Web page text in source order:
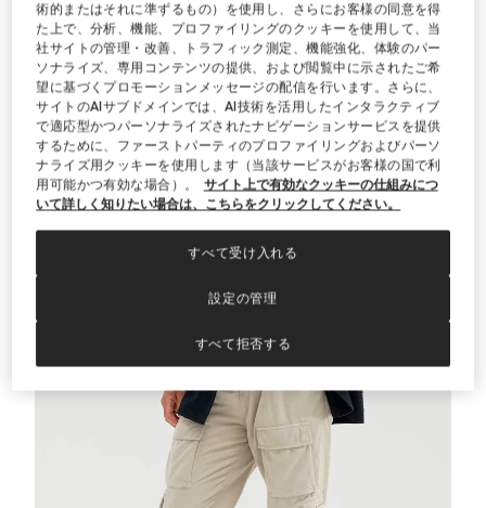
アルパカ混 カーディガン ミディアムグレー
アルパカ混 カーディガン
術的またはそれに準ずるもの）を使用し、さらにお客様の同意を得
た上で、分析、機能、プロファイリングのクッキーを使用して、当
社サイトの管理・改善、トラフィック測定、機能強化、体験のパー
ソナライズ、専用コンテンツの提供、および閲覧中に示されたご希
望に基づくプロモーションメッセージの配信を行います。さらに、
サイトのAIサブドメインでは、AI技術を活用したインタラクティブ
で適応型かつパーソナライズされたナビゲーションサービスを提供
するために、ファーストパーティのプロファイリングおよびパーソ
ナライズ用クッキーを使用します（当該サービスがお客様の国で利
用可能かつ有効な場合）。
サイト上で有効なクッキーの仕組みにつ
いて詳しく知りたい場合は、こちらをクリックしてください。
設定の管理
すべて拒否する
すべて受け入れる